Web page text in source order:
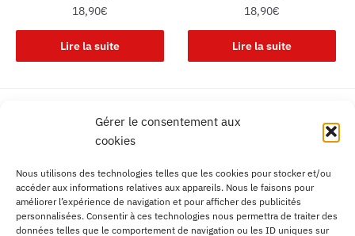
Gérer le consentement aux
cookies
Nous utilisons des technologies telles que les cookies pour stocker et/ou
accéder aux informations relatives aux appareils. Nous le faisons pour
améliorer l’expérience de navigation et pour afficher des publicités
personnalisées. Consentir à ces technologies nous permettra de traiter des
données telles que le comportement de navigation ou les ID uniques sur
18,90€
Lire la suite
18,90€
Lire la suite
Livraison gratuite
France, Europe, DOM TOM
Service client Français
Contactez-nous facilement
Livraison mondiale
Aucune frontière